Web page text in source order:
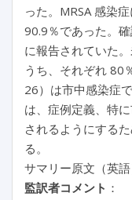
った。MRSA 感染
90.9％であった。
に報告されていた
うち、それぞれ 80
26）は市中感染症
は、症例定義、特
されるようにする
る。
サマリー原文（英
監訳者コメント ：